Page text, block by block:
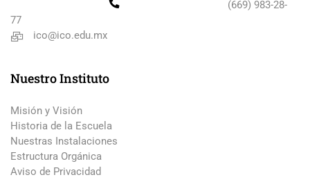
(669) 983-28-
77
ico@ico.edu.mx
Nuestro Instituto
Misión y Visión
Historia de la Escuela
Nuestras Instalaciones
Estructura Orgánica
Aviso de Privacidad